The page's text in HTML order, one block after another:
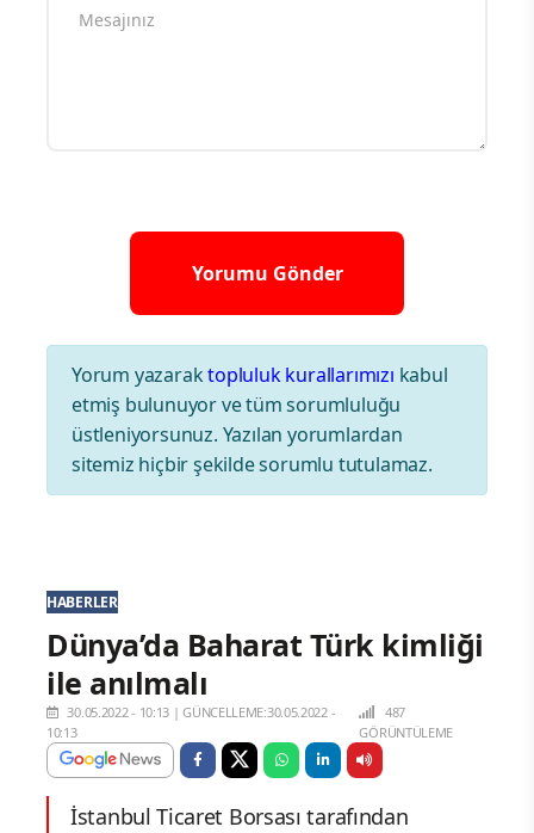
Yorum yazaraktopluluk kurallarımızı kabul
etmiş bulunuyor ve tüm sorumluluğu
üstleniyorsunuz. Yazılan yorumlardan
sitemiz hiçbir şekilde sorumlu tutulamaz.
HABERLER
Dünya’da Baharat Türk kimliği
ile anılmalı
30.05.2022 - 10:13 |GÜNCELLEME:30.05.2022 -
10:13
487
GÖRÜNTÜLEME
İstanbul Ticaret Borsası tarafından